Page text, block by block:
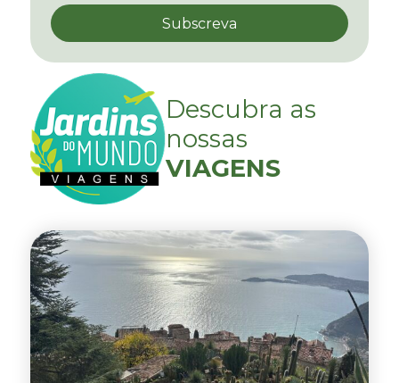
Descubra as
nossas
VIAGENS